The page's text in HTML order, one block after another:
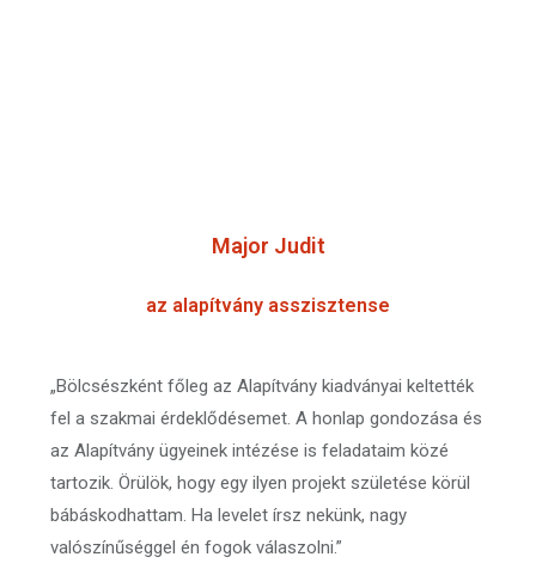
Major Judit
az alapítvány asszisztense
„Bölcsészként főleg az Alapítvány kiadványai keltették
fel a szakmai érdeklődésemet. A honlap gondozása és
az Alapítvány ügyeinek intézése is feladataim közé
tartozik. Örülök, hogy egy ilyen projekt születése körül
bábáskodhattam. Ha levelet írsz nekünk, nagy
valószínűséggel én fogok válaszolni.”